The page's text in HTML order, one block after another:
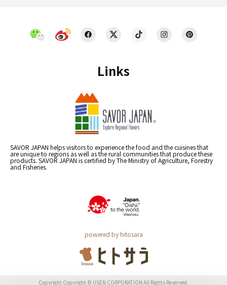
Links
SAVOR JAPAN helps visitors to experience the food and the cuisines that
are unique to regions as well as the rural communities that produce these
products. SAVOR JAPAN is certified by The Ministry of Agriculture, Forestry
and Fisheries.
powered by hitosara
Copyright Copyright © USEN CORPORATION All Rights Reserved.